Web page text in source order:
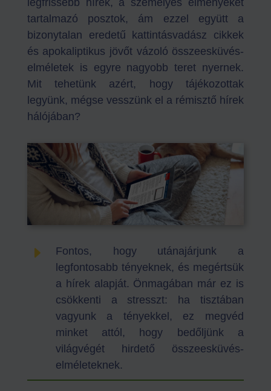
tartalmazó posztok, ám ezzel együtt a
bizonytalan eredetű kattintásvadász cikkek
és apokaliptikus jövőt vázoló összeesküvés-
elméletek is egyre nagyobb teret nyernek.
Mit tehetünk azért, hogy tájékozottak
legyünk, mégse vesszünk el a rémisztő hírek
hálójában?
E
Fontos, hogy utánajárjunk a
legfontosabb tényeknek, és megértsük
a hírek alapját. Önmagában már ez is
csökkenti a stresszt: ha tisztában
vagyunk a tényekkel, ez megvéd
minket attól, hogy bedőljünk a
világvégét hirdető összeesküvés-
elméleteknek.